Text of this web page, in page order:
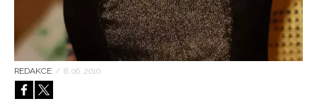
REDAKCE / 8. 06. 2010